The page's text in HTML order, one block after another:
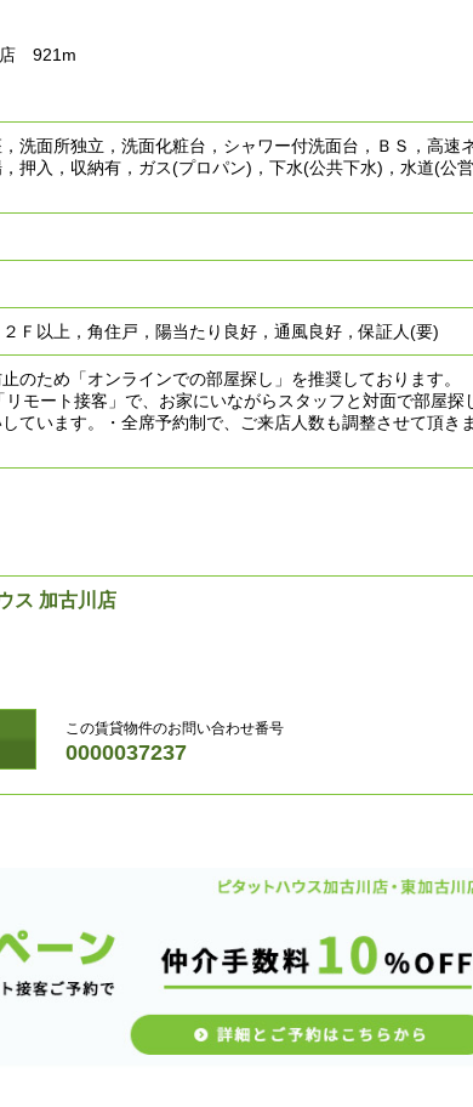
店 921m
洗面所独立，洗面化粧台，シャワー付洗面台，ＢＳ，高速
押入，収納有，ガス(プロパン)，下水(公共下水)，水道(公営
Ｆ以上，角住戸，陽当たり良好，通風良好，保証人(要)
のため「オンラインでの部屋探し」を推奨しております。
ート接客」で、お家にいながらスタッフと対面で部屋探
ています。・全席予約制で、ご来店人数も調整させて頂きま
ス 加古川店
この賃貸物件のお問い合わせ番号
0000037237